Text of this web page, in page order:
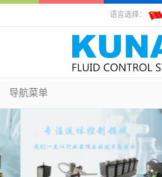
语言选择：
导航菜单